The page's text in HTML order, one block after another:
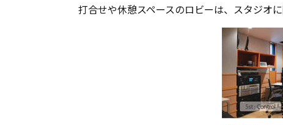
打合せや休憩スペースのロビーは、スタジオ